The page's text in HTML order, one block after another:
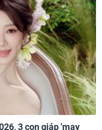
3 con giáp 'may